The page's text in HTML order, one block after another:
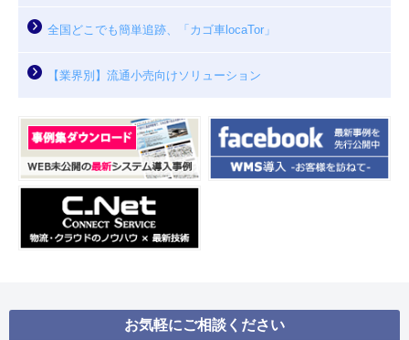
全国どこでも簡単追跡、「カゴ車locaTor」
【業界別】流通小売向けソリューション
お気軽にご相談ください